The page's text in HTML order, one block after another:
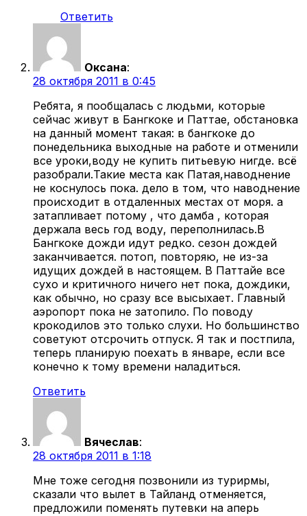
Ответить
Оксана:
28 октября 2011 в 0:45
Ребята, я пообщалась с людьми, которые
сейчас живут в Бангкоке и Паттае, обстановка
на данный момент такая: в бангкоке до
понедельника выходные на работе и отменили
все уроки,воду не купить питьевую нигде. всё
разобрали.Такие места как Патая,наводнение
не коснулось пока. дело в том, что наводнение
происходит в отдаленных местах от моря. а
затапливает потому , что дамба , которая
держала весь год воду, переполнилась.В
Бангкоке дожди идут редко. сезон дождей
заканчивается. потоп, повторяю, не из-за
идущих дождей в настоящем. В Паттайе все
сухо и критичного ничего нет пока, дождики,
как обычно, но сразу все высыхает. Главный
аэропорт пока не затопило. По поводу
крокодилов это только слухи. Но большинство
советуют отсрочить отпуск. Я так и постпила,
теперь планирую поехать в январе, если все
конечно к тому времени наладиться.
Ответить
Вячеслав:
28 октября 2011 в 1:18
Мне тоже сегодня позвонили из турирмы,
сказали что вылет в Тайланд отменяется,
предложили поменять путевки на аперь